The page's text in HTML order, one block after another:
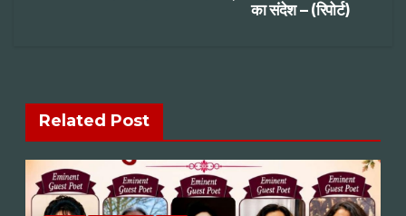
का संदेश – (रिपोर्ट)
Related Post